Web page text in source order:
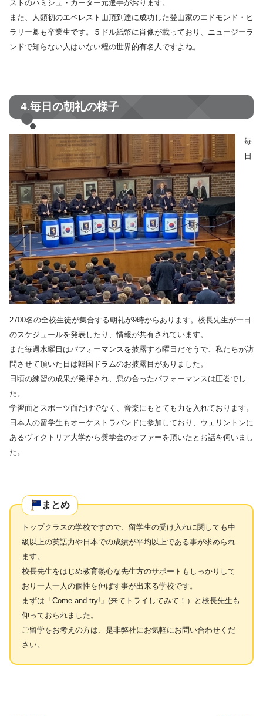
ストのハミシュ・カーター元選手がおります。
また、人類初のエベレスト山頂到達に成功した登山家のエドモンド・ヒ
ラリー卿も卒業生です。５ドル紙幣に肖像が載っており、ニュージーラ
ンドで知らない人はいない程の世界的有名人ですよね。
4.毎日の朝礼の様子
毎
日
2700名の全校生徒が集合する朝礼が9時からあります。校長先生が一日
のスケジュールを発表したり、情報が共有されています。
また毎週水曜日はパフォーマンスを披露する曜日だそうで、私たちが訪
問させて頂いた日は韓国ドラムのお披露目がありました。
日頃の練習の成果が発揮され、息の合ったパフォーマンスは圧巻でし
た。
学習面とスポーツ面だけでなく、音楽にもとても力を入れております。
日本人の留学生もオーケストラバンドに参加しており、ウェリントンに
あるヴィクトリア大学から奨学金のオファーを頂いたとお話を伺いまし
た。
まとめ
トップクラスの学校ですので、留学生の受け入れに関しても中
級以上の英語力や日本での成績が平均以上である事が求められ
ます。
校長先生をはじめ教育熱心な先生方のサポートもしっかりして
おり一人一人の個性を伸ばす事が出来る学校です。
まずは「Come and try!」(来てトライしてみて！）と校長先生も
仰っておられました。
ご留学をお考えの方は、是非弊社にお気軽にお問い合わせくだ
さい。